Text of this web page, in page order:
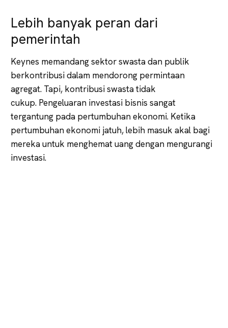
Lebih banyak peran dari
pemerintah
Keynes memandang sektor swasta dan publik
berkontribusi dalam mendorong permintaan
agregat. Tapi, kontribusi swasta tidak
cukup. Pengeluaran investasi bisnis sangat
tergantung pada pertumbuhan ekonomi. Ketika
pertumbuhan ekonomi jatuh, lebih masuk akal bagi
mereka untuk menghemat uang dengan mengurangi
investasi.